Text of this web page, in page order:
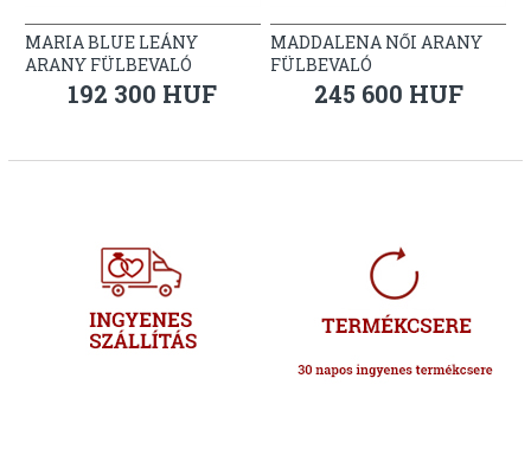
MARIA BLUE LEÁNY
ARANY FÜLBEVALÓ
192 300 HUF
MADDALENA NŐI ARANY
FÜLBEVALÓ
245 600 HUF